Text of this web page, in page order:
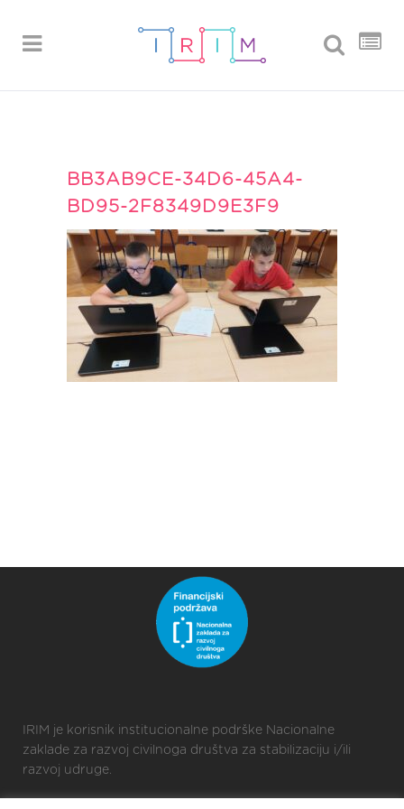
BB3AB9CE-34D6-45A4-
BD95-2F8349D9E3F9
IRIM je korisnik institucionalne podrške Nacionalne
zaklade za razvoj civilnoga društva za stabilizaciju i/ili
razvoj udruge.